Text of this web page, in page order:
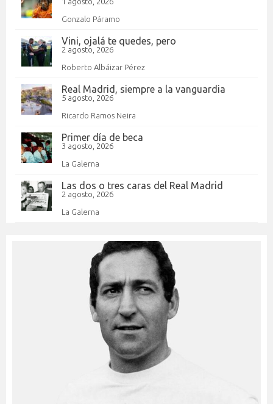
Gonzalo Páramo
Vini, ojalá te quedes, pero
2 agosto, 2026
Roberto Albáizar Pérez
Real Madrid, siempre a la vanguardia
5 agosto, 2026
Ricardo Ramos Neira
Primer día de beca
3 agosto, 2026
La Galerna
Las dos o tres caras del Real Madrid
2 agosto, 2026
La Galerna